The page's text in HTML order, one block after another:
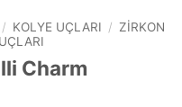
/ KOLYE UÇLARI / ZIRKON
Charm